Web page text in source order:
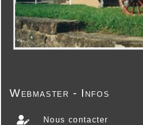
Webmaster - Infos
Nous contacter